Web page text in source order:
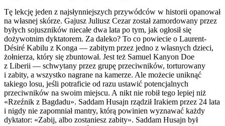
Tę lekcję jeden z najsłynniejszych przywódców w historii opanował
na własnej skórze. Gajusz Juliusz Cezar został zamordowany przez
byłych sojuszników niecałe dwa lata po tym, jak ogłosił się
dożywotnim dyktatorem. Za daleko? To co powiecie o Laurent-
Désiré Kabilu z Konga — zabitym przez jedno z własnych dzieci,
żołnierza, który się zbuntował. Jest też Samuel Kanyon Doe
z Liberii — schwytany przez grupę przeciwników, torturowany
i zabity, a wszystko nagrane na kamerze. Ale możecie uniknąć
takiego losu, jeśli potraficie od razu ustawić potencjalnych
przeciwników na swoim miejscu. A nikt nie robił tego lepiej niż
«Rzeźnik z Bagdadu». Saddam Husajn rządził Irakiem przez 24 lata
i nigdy nie zapomniał mantry, którą powinien wyznawać każdy
dyktator: «Zabij, albo zostaniesz zabity». Saddam Husajn był